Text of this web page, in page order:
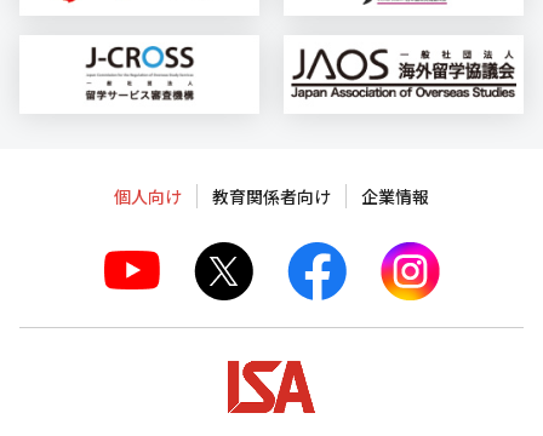
個人向け 教育関係者向け 企業情報